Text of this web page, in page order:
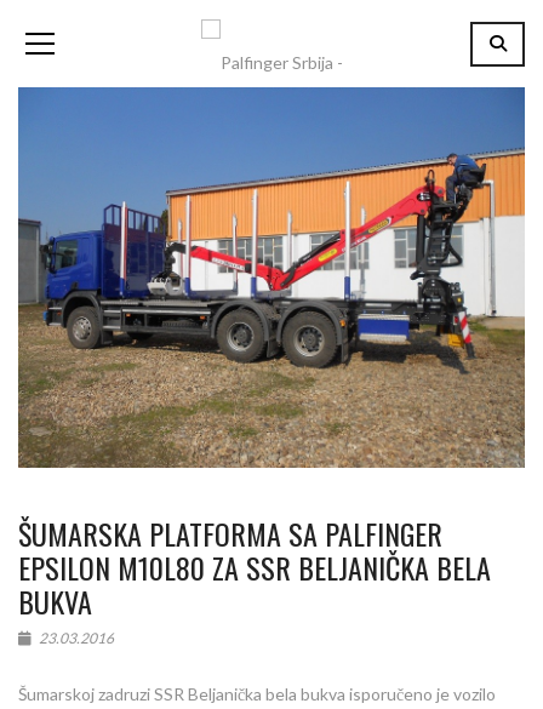
ŠUMARSKA PLATFORMA SA PALFINGER
EPSILON M10L80 ZA SSR BELJANIČKA BELA
BUKVA
23.03.2016
Šumarskoj zadruzi SSR Beljanička bela bukva isporučeno je vozilo